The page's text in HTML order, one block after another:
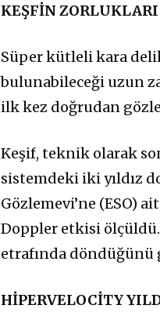
KEŞFİN ZORLUKLARI
Süper kütleli kara
bulunabileceği uzun
ilk kez doğrudan
Keşif, teknik olarak
sistemdeki iki yıldız
Gözlemevi’ne (ESO)
Doppler etkisi
etrafında döndüğünü
HİPERVELOCİTY